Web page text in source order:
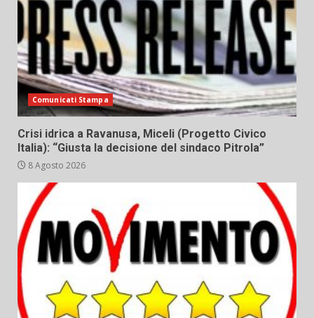
Comunicati Stampa
Crisi idrica a Ravanusa, Miceli (Progetto Civico
Italia): “Giusta la decisione del sindaco Pitrola”
8 Agosto 2026